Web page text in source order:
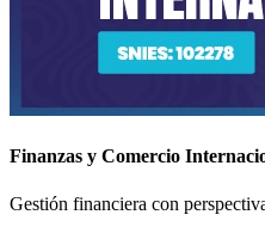
Finanzas y Comercio
Gestión financiera con